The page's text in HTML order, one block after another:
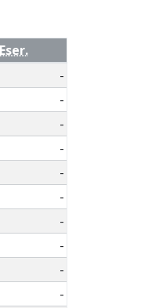
Eser.
-
-
-
-
-
-
-
-
-
-